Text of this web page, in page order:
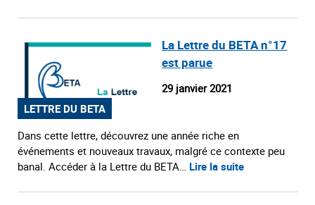
LETTRE DU BETA
La Lettre du BETA n°17
est parue
29 janvier 2021
Dans cette lettre, découvrez une année riche en
événements et nouveaux travaux, malgré ce contexte peu
banal. Accéder à la Lettre du BETA… Lire la suite